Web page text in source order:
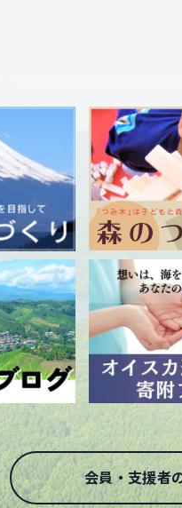
会員・支援者